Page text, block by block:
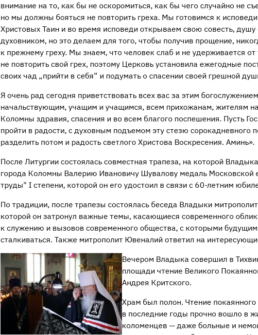
внимание на то, как бы не оскоромиться, как бы чего случайно не
но мы должны бояться не повторить греха. Мы готовимся к
Христовых Таин и во время исповеди открываем свою совесть,
духовником, но это делаем для того, чтобы получив прощение,
к прежнему греху. Мы знаем, что человек слаб и не удерживается от
не повторить свой грех, поэтому Церковь установила ежегодные
своих чад „прийти в себя“ и подумать о спасении своей грешной
Я очень рад сегодня приветствовать всех вас за этим
начальствующим, учащим и учащимся, всем прихожанам, жителям
Коломны здравия, спасения и во всем благого поспешения. Пусть
пройти в радости, с духовным подъемом эту стезю сорокадневного
разделить потом и радость светлого Христова Воскресения. Аминь».
После Литургии состоялась совместная трапеза, на которой
города Коломны Валерию Ивановичу Шувалову медаль Московской
труды" I степени, которой он его удостоил в связи с 60-летним
По традиции, после трапезы состоялась беседа Владыки
которой он затронул важные темы, касающиеся современного
к служению и вызовов современного общества, с которыми
сталкиваться. Также митрополит Ювеналий ответил на
Вечером Владыка совершил в
площади чтение Великого
Андрея Критского.
Храм был полон. Чтение
в последние годы прочно вошло в
коломенцев — даже больные и